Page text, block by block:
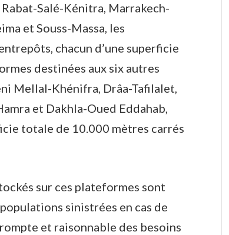
Salé-Kénitra, Marrakech-
et Souss-Massa, les
chacun d’une superficie
destinées aux six autres
Mellal-Khénifra, Drâa-Tafilalet,
et Dakhla-Oued Eddahab,
totale de 10.000 mètres carrés
sur ces plateformes sont
sinistrées en cas de
et raisonnable des besoins